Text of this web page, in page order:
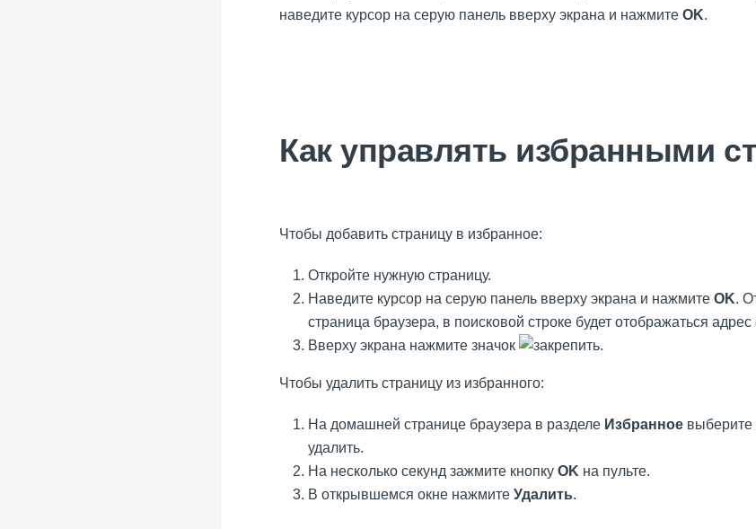
наведите курсор на серую панель вверху экрана и нажмите OK.
Как управлять избранными
Чтобы добавить страницу в избранное:
Откройте нужную страницу.
Наведите курсор на серую панель вверху экрана и нажмите OK.
страница браузера, в поисковой строке будет отображаться
Вверху экрана нажмите значок
.
Чтобы удалить страницу из избранного:
На домашней странице браузера в разделе Избранное выберите
удалить.
На несколько секунд зажмите кнопку ОK на пульте.
В открывшемся окне нажмите Удалить.